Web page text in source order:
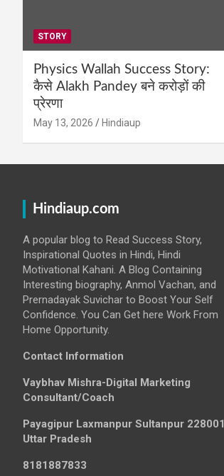
STORY
Physics Wallah Success Story:
कैसे Alakh Pandey बने करोड़ों की
प्रेरणा
May 13, 2026 Hindiaup
Hindiaup.com
A popular blog to Read Success Story,
Inspirational Quotes in Hindi, Hindi
Motivational Kahani. A Blog Containing
Interesting biography, Anmol Vachan, and
Prernadayak Suvichar to Boost Your Self
Confidence. You Can Get here Work From
Home Opportunity.
Contact Information
Vaybhav Mishra-Digital Marketing
Consultant/Coach
Payagipur Laxmanpur Sultanpur 228001
Uttar Pradesh
8181887833